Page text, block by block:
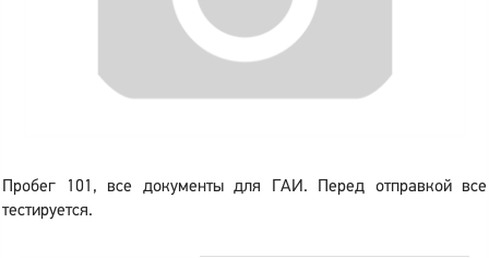
Пробег 101, все документы для ГАИ. Перед отправкой все
тестируется.